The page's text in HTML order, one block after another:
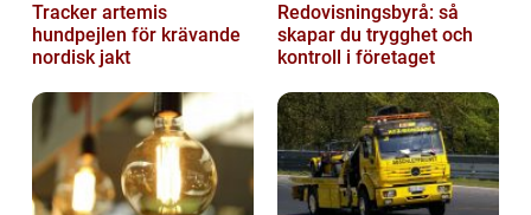
Tracker artemis
hundpejlen för krävande
nordisk jakt
Redovisningsbyrå: så
skapar du trygghet och
kontroll i företaget